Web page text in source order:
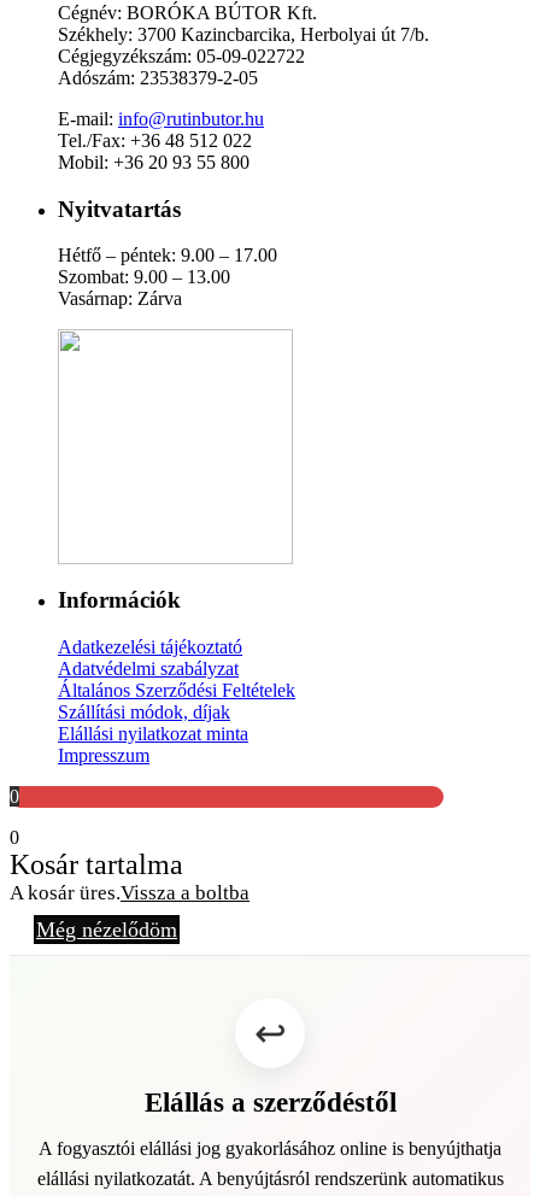
Cégnév: BORÓKA BÚTOR Kft.
Székhely: 3700 Kazincbarcika, Herbolyai út 7/b.
Cégjegyzékszám: 05-09-022722
Adószám: 23538379-2-05
E-mail: info@rutinbutor.hu
Tel./Fax: +36 48 512 022
Mobil: +36 20 93 55 800
Nyitvatartás
Hétfő – péntek: 9.00 – 17.00
Szombat: 9.00 – 13.00
Vasárnap: Zárva
Információk
Adatkezelési tájékoztató
Adatvédelmi szabályzat
Általános Szerződési Feltételek
Szállítási módok, díjak
Elállási nyilatkozat minta
Impresszum
0
0
Kosár tartalma
A kosár üres.Vissza a boltba
Még nézelődöm
Elállás a szerződéstől
A fogyasztói elállási jog gyakorlásához online is benyújthatja
elállási nyilatkozatát. A benyújtásról rendszerünk automatikus